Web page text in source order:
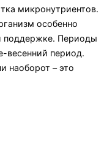
микронутриентов.
особенно
поддержке. Периоды
весенний период.
наоборот – это